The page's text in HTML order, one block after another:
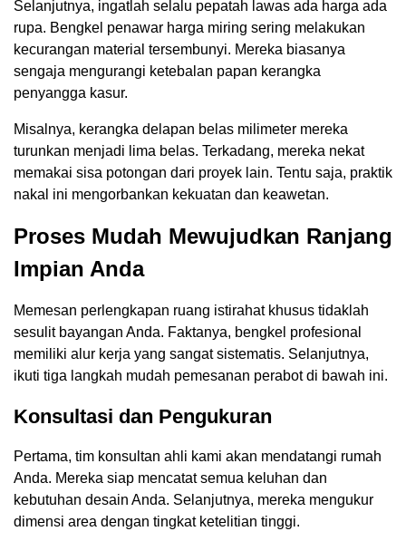
Selanjutnya, ingatlah selalu pepatah lawas ada harga ada
rupa. Bengkel penawar harga miring sering melakukan
kecurangan material tersembunyi. Mereka biasanya
sengaja mengurangi ketebalan papan kerangka
penyangga kasur.
Misalnya, kerangka delapan belas milimeter mereka
turunkan menjadi lima belas. Terkadang, mereka nekat
memakai sisa potongan dari proyek lain. Tentu saja, praktik
nakal ini mengorbankan kekuatan dan keawetan.
Proses Mudah Mewujudkan Ranjang
Impian Anda
Memesan perlengkapan ruang istirahat khusus tidaklah
sesulit bayangan Anda. Faktanya, bengkel profesional
memiliki alur kerja yang sangat sistematis. Selanjutnya,
ikuti tiga langkah mudah pemesanan perabot di bawah ini.
Konsultasi dan Pengukuran
Pertama, tim konsultan ahli kami akan mendatangi rumah
Anda. Mereka siap mencatat semua keluhan dan
kebutuhan desain Anda. Selanjutnya, mereka mengukur
dimensi area dengan tingkat ketelitian tinggi.